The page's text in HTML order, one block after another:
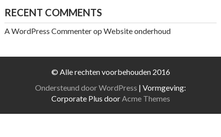
RECENT COMMENTS
A WordPress Commenterop Website onderhoud
© Alle rechten voorbehouden 2016
Ondersteund door WordPress | Vormgeving:
Corporate Plus doorAcme Themes